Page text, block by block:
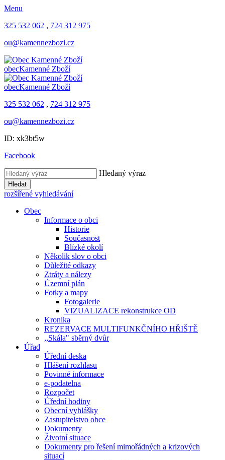
Menu
325 532 062 , 724 312 975
ou@kamennezbozi.cz
obecKamenné Zboží
obecKamenné Zboží
325 532 062 , 724 312 975
ou@kamennezbozi.cz
ID: xk3bt5w
Facebook
Hledaný výraz
Hledat
rozšířené vyhledávání
Obec
Informace o obci
Historie
Současnost
Blízké okolí
Několik slov o obci
Důležité odkazy
Ztráty a nálezy
Územní plán
Fotky a mapy
Fotogalerie
VIZUALIZACE rekonstrukce OD
Kronika
REZERVACE MULTIFUNKČNÍHO HŘIŠTĚ
,,Skála" sběrný dvůr
Úřad
Úřední deska
Hlášení rozhlasu
Povinné informace
e-podatelna
Rozpočet
Úřední hodiny
Obecní vyhlášky
Zastupitelstvo obce
Dokumenty
Životní situace
Dokumenty pro řešení mimořádných a krizových
situací